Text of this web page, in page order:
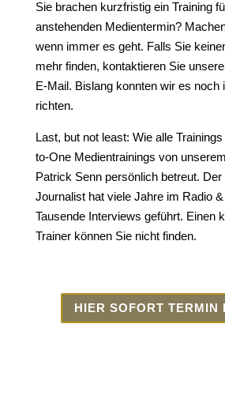
Sie brachen kurzfristig ein Training
anstehenden Medientermin?
wenn immer es geht. Falls Sie
mehr finden, kontaktieren Sie
E-Mail. Bislang konnten wir es noch
richten.
Last, but not least: Wie alle
to-One Medientrainings von
Patrick Senn persönlich betreut. Der
Journalist hat viele Jahre im Radio
Tausende Interviews geführt. Einen
Trainer können Sie nicht finden.
HIER SOFORT TERMIN